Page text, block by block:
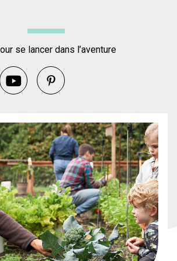
se lancer dans l’aventure